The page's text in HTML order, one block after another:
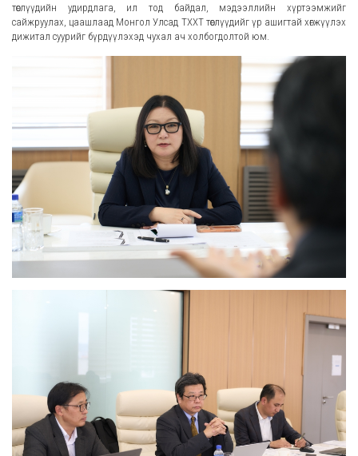
төслүүдийн удирдлага, ил тод байдал, мэдээллийн хүртээмжийг
сайжруулах, цаашлаад Монгол Улсад ТХХТ төслүүдийг үр ашигтай хөгжүүлэх
дижитал суурийг бүрдүүлэхэд чухал ач холбогдолтой юм.